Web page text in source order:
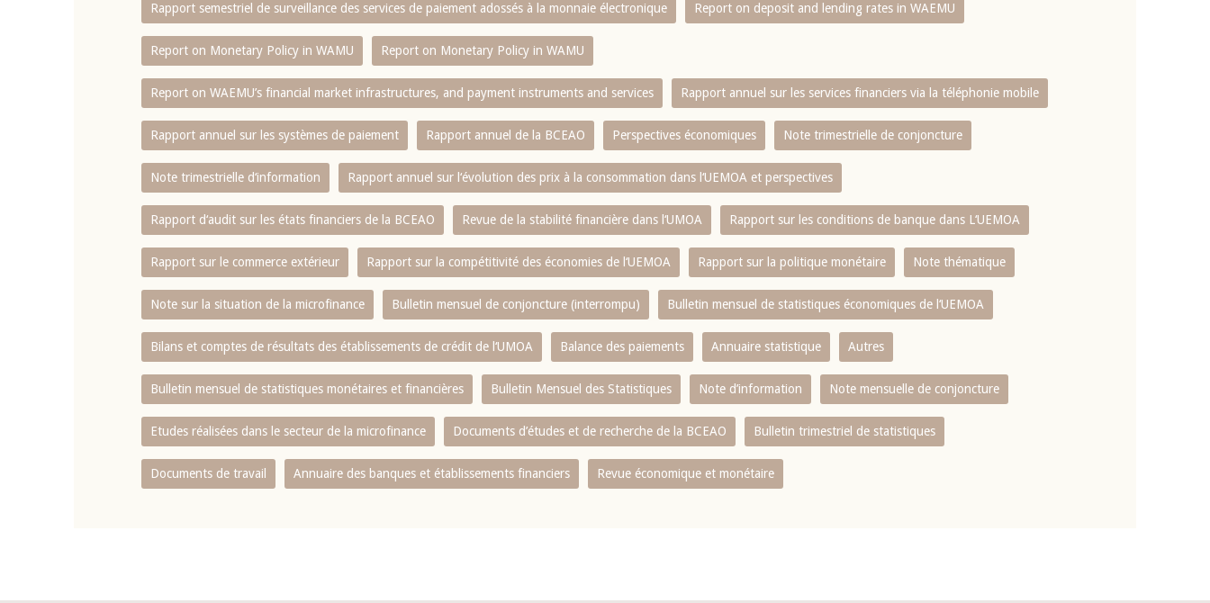
Rapport semestriel de surveillance des services de paiement adossés à la monnaie électronique Report on deposit and lending rates in WAEMU
Report on Monetary Policy in WAMU Report on Monetary Policy in WAMU
Report on WAEMU’s financial market infrastructures, and payment instruments and services Rapport annuel sur les services financiers via la téléphonie mobile
Rapport annuel sur les systèmes de paiement Rapport annuel de la BCEAO Perspectives économiques Note trimestrielle de conjoncture
Note trimestrielle d‘information Rapport annuel sur l‘évolution des prix à la consommation dans l‘UEMOA et perspectives
Rapport d‘audit sur les états financiers de la BCEAO Revue de la stabilité financière dans l‘UMOA Rapport sur les conditions de banque dans L‘UEMOA
Rapport sur le commerce extérieur Rapport sur la compétitivité des économies de l‘UEMOA Rapport sur la politique monétaire Note thématique
Note sur la situation de la microfinance Bulletin mensuel de conjoncture (interrompu) Bulletin mensuel de statistiques économiques de l‘UEMOA
Bilans et comptes de résultats des établissements de crédit de l‘UMOA Balance des paiements Annuaire statistique Autres
Bulletin mensuel de statistiques monétaires et financières Bulletin Mensuel des Statistiques Note d’information Note mensuelle de conjoncture
Etudes réalisées dans le secteur de la microfinance Documents d’études et de recherche de la BCEAO Bulletin trimestriel de statistiques
Documents de travail Annuaire des banques et établissements financiers Revue économique et monétaire